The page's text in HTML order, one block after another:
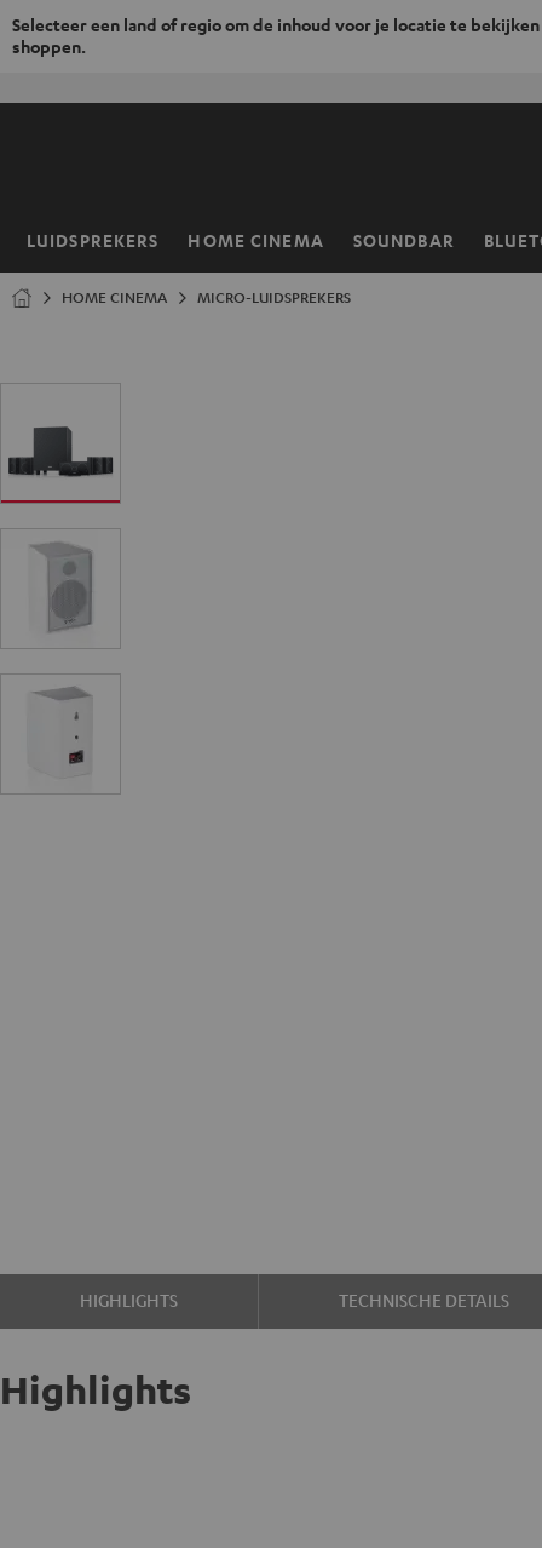
Selecteer een land of regio om de inhoud voor je locatie te
shoppen.
LUIDSPREKERS HOME CINEMA SOUNDBAR
Home
HOME CINEMA MICRO-LUIDSPREKERS
HIGHLIGHTS TECHNISCHE DETAILS
Highlights